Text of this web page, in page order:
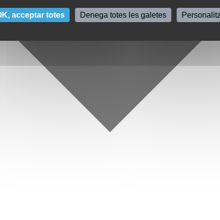
acceptar totes Denega totes les galetes